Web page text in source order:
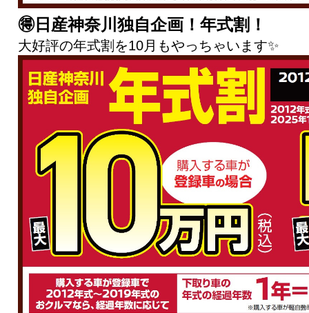
🉐日産神奈川独自企画！年式割！
大好評の年式割を10月もやっちゃいます✨